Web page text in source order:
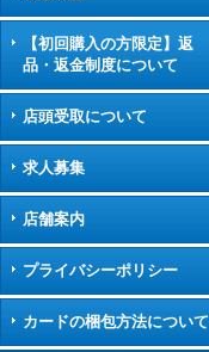
【初回購入の方限定】返
品・返金制度について
店頭受取について
求人募集
店舗案内
プライバシーポリシー
カードの梱包方法について